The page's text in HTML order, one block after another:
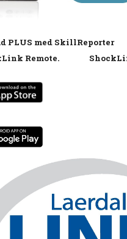
PLUS med
Remote.